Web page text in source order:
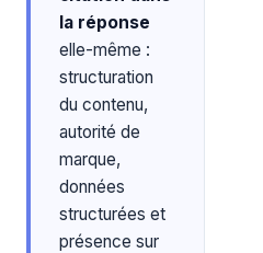
la réponse
elle-même :
structuration
du contenu,
autorité de
marque,
données
structurées et
présence sur